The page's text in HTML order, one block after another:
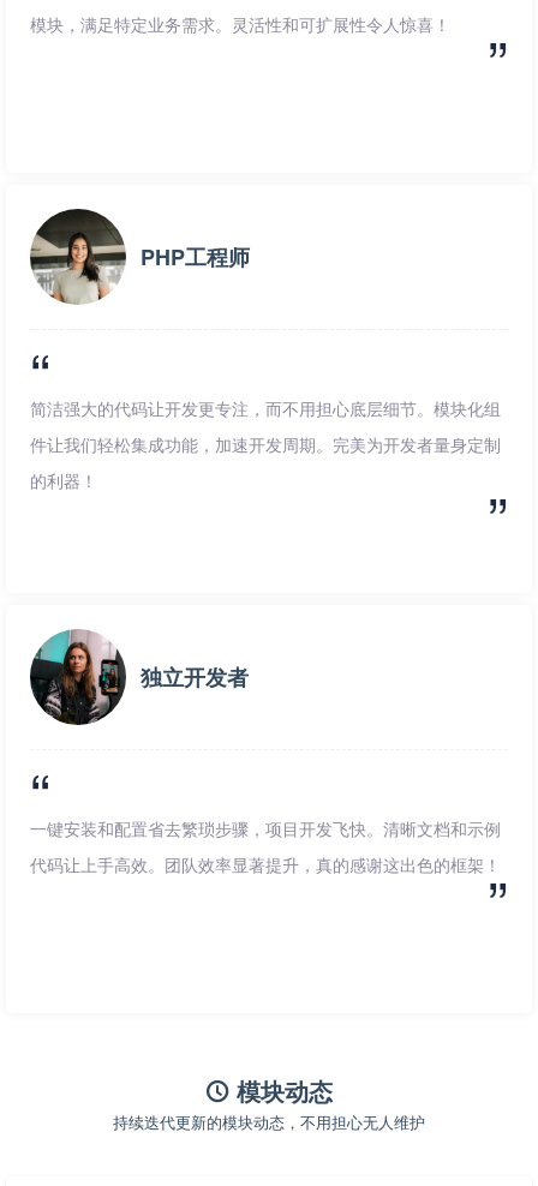
模块，满足特定业务需求。灵活性和可扩展性令人惊喜！
PHP工程师
简洁强大的代码让开发更专注，而不用担心底层细节。模块化组
件让我们轻松集成功能，加速开发周期。完美为开发者量身定制
的利器！
独立开发者
一键安装和配置省去繁琐步骤，项目开发飞快。清晰文档和示例
代码让上手高效。团队效率显著提升，真的感谢这出色的框架！
模块动态
持续迭代更新的模块动态，不用担心无人维护